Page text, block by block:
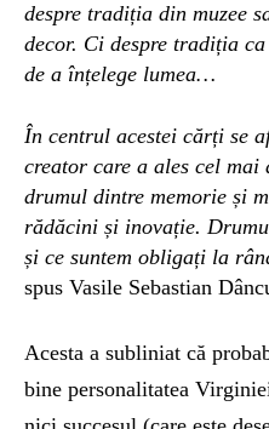
despre tradiția din muzee
decor. Ci despre tradiția
de a înțelege lumea…
În centrul acestei cărți se
creator care a ales cel
drumul dintre memorie și
rădăcini și inovație.
și ce suntem obligați la
spus Vasile Sebastian
Acesta a subliniat că
bine personalitatea